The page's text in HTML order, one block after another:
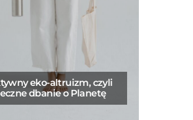
eko-altruizm, czyli
dbanie o Planetę